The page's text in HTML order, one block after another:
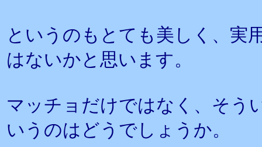
というのもとても美しく、実
はないかと思います。
マッチョだけではなく、そう
いうのはどうでしょうか。